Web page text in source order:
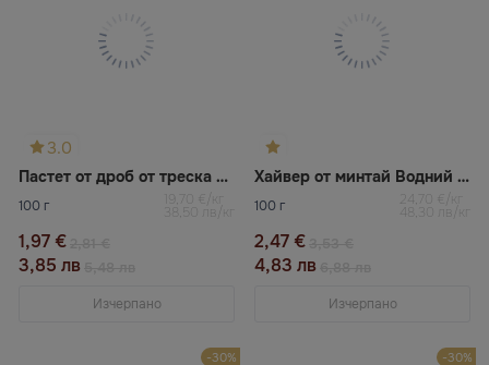
3.0
Пастет от дроб от треска и хайвер
100 г 19,70 €/кг
38,50 лв/кг
1,97 €
3,85 лв
Изчерпано
Хайвер от минтай Водний свiт
100 г 24,70 €/кг
48,30 лв/кг
2,47 €
4,83 лв
Изчерпано
-30% -30%